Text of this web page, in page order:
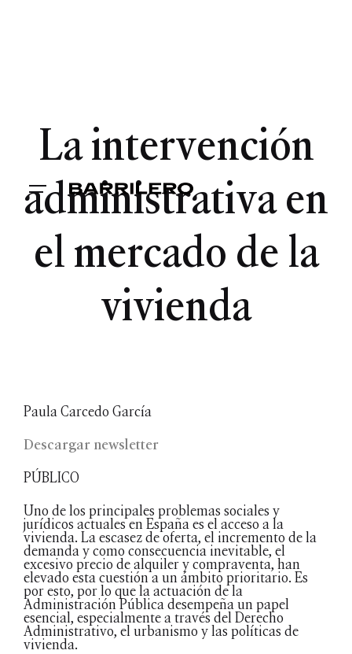
La intervención
administrativa en
el mercado de la
vivienda
Paula Carcedo García
Descargar newsletter
PÚBLICO
Uno de los principales problemas sociales y
jurídicos actuales en España es el acceso a la
vivienda. La escasez de oferta, el incremento de la
demanda y como consecuencia inevitable, el
excesivo precio de alquiler y compraventa, han
elevado esta cuestión a un ámbito prioritario. Es
por esto, por lo que la actuación de la
Administración Pública desempeña un papel
esencial, especialmente a través del Derecho
Administrativo, el urbanismo y las políticas de
vivienda.